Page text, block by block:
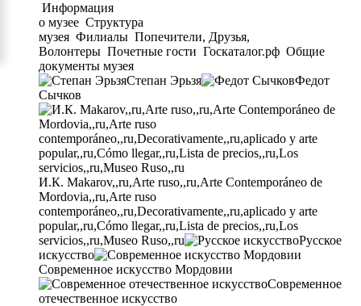
Информация
о музее Структура
музея Филиалы Попечители, Друзья,
Волонтеры Почетные гости Госкаталог.рф Общие
документы музея
Степан Эрьзя
Федот
Сычков
И.К. Makarov,,ru,Arte ruso,,ru,Arte Contemporáneo de
Mordovia,,ru,Arte ruso
contemporáneo,,ru,Decorativamente,,ru,aplicado y arte
popular,,ru,Cómo llegar,,ru,Lista de precios,,ru,Los
servicios,,ru,Museo Ruso,,ru
Русское
искусство
Современное искусство Мордовии
Современное
отечественное искусство